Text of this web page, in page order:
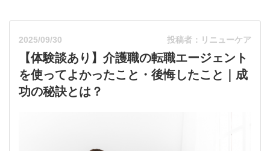
2025/09/30 投稿者：リニューケア
【体験談あり】介護職の転職エージェント
を使ってよかったこと・後悔したこと｜成
功の秘訣とは？